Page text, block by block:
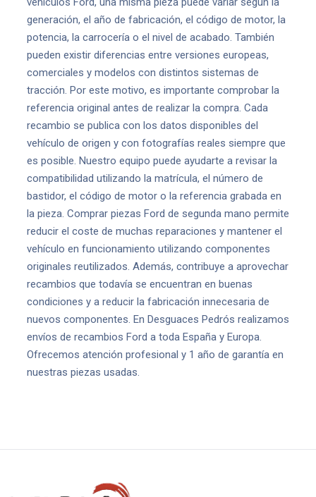
generación, el año de fabricación, el código de motor, la
potencia, la carrocería o el nivel de acabado. También
pueden existir diferencias entre versiones europeas,
comerciales y modelos con distintos sistemas de
tracción. Por este motivo, es importante comprobar la
referencia original antes de realizar la compra. Cada
recambio se publica con los datos disponibles del
vehículo de origen y con fotografías reales siempre que
es posible. Nuestro equipo puede ayudarte a revisar la
compatibilidad utilizando la matrícula, el número de
bastidor, el código de motor o la referencia grabada en
la pieza. Comprar piezas Ford de segunda mano permite
reducir el coste de muchas reparaciones y mantener el
vehículo en funcionamiento utilizando componentes
originales reutilizados. Además, contribuye a aprovechar
recambios que todavía se encuentran en buenas
condiciones y a reducir la fabricación innecesaria de
nuevos componentes. En Desguaces Pedrós realizamos
envíos de recambios Ford a toda España y Europa.
Ofrecemos atención profesional y 1 año de garantía en
nuestras piezas usadas.